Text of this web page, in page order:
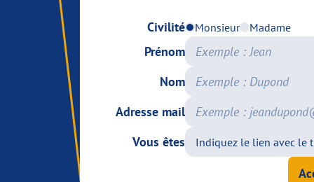
Civilité Monsieur Madame
Prénom
Nom
Adresse mail
Vous êtes